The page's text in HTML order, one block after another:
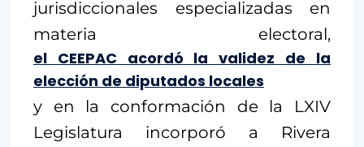
jurisdiccionales especializadas en
materia electoral,
el CEEPAC acordó la validez de la
elección de diputados locales
y en la conformación de la LXIV
Legislatura incorporó a Rivera